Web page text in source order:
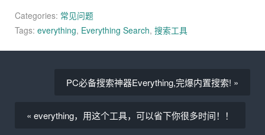
Categories: 常见问题
Tags: everything Everything Search 搜索工具
PC必备搜索神器Everything,完爆内置搜索! »
« everything，用这个工具，可以省下你很多时间！！